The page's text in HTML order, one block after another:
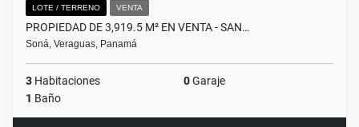
LOTE / TERRENO VENTA
PROPIEDAD DE 3,919.5 M² EN VENTA - SAN…
Soná, Veraguas, Panamá
3 Habitaciones 0Garaje
1 Baño